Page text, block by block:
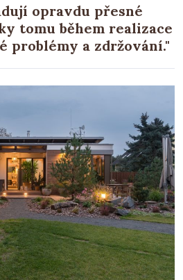
opravdu přesné
tomu během realizace
problémy a zdržování."